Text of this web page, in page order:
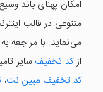
امکان پهنای باند
می‌نماید. با مراجعه
ازکد تخفیف سایر
کد تخفیف مبین نت،